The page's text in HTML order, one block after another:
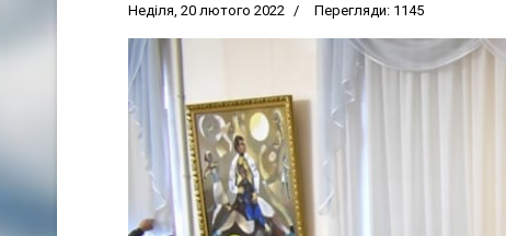
Неділя, 20 лютого 2022 Перегляди: 1145